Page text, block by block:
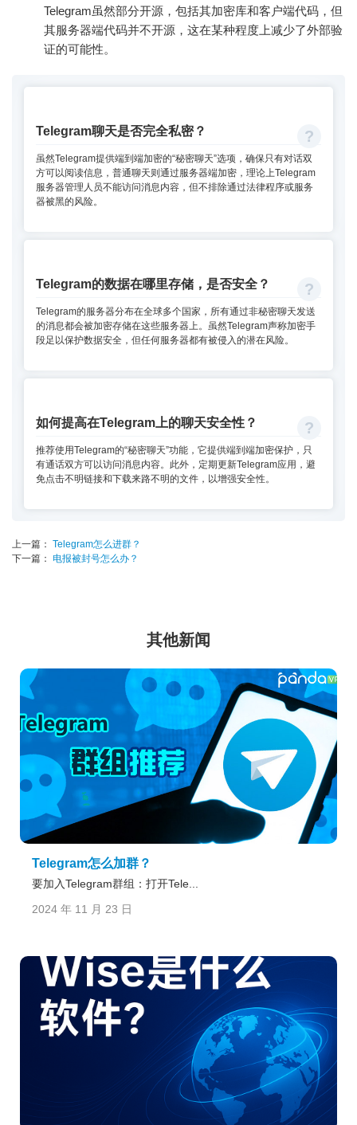
Telegram虽然部分开源，包括其加密库和客户端代码，但
其服务器端代码并不开源，这在某种程度上减少了外部验
证的可能性。
Telegram聊天是否完全私密？
虽然Telegram提供端到端加密的“秘密聊天”选项，确保只有对话双
方可以阅读信息，普通聊天则通过服务器端加密，理论上Telegram
服务器管理人员不能访问消息内容，但不排除通过法律程序或服务
器被黑的风险。
Telegram的数据在哪里存储，是否安全？
Telegram的服务器分布在全球多个国家，所有通过非秘密聊天发送
的消息都会被加密存储在这些服务器上。虽然Telegram声称加密手
段足以保护数据安全，但任何服务器都有被侵入的潜在风险。
如何提高在Telegram上的聊天安全性？
推荐使用Telegram的“秘密聊天”功能，它提供端到端加密保护，只
有通话双方可以访问消息内容。此外，定期更新Telegram应用，避
免点击不明链接和下载来路不明的文件，以增强安全性。
上一篇： Telegram怎么进群？
下一篇： 电报被封号怎么办？
其他新闻
Telegram怎么加群？
要加入Telegram群组：打开Tele...
2024 年 11 月 23 日